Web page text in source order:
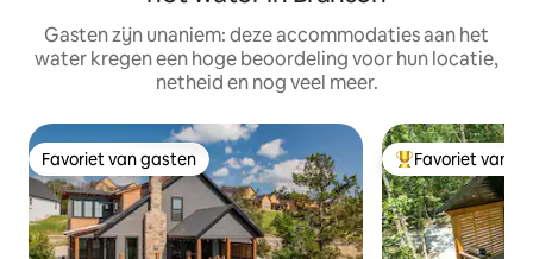
Gasten zijn unaniem: deze accommodaties aan het
water kregen een hoge beoordeling voor hun locatie,
netheid en nog veel meer.
Favoriet van gasten
Favoriet van gasten Topfavoriet van
Favoriet van